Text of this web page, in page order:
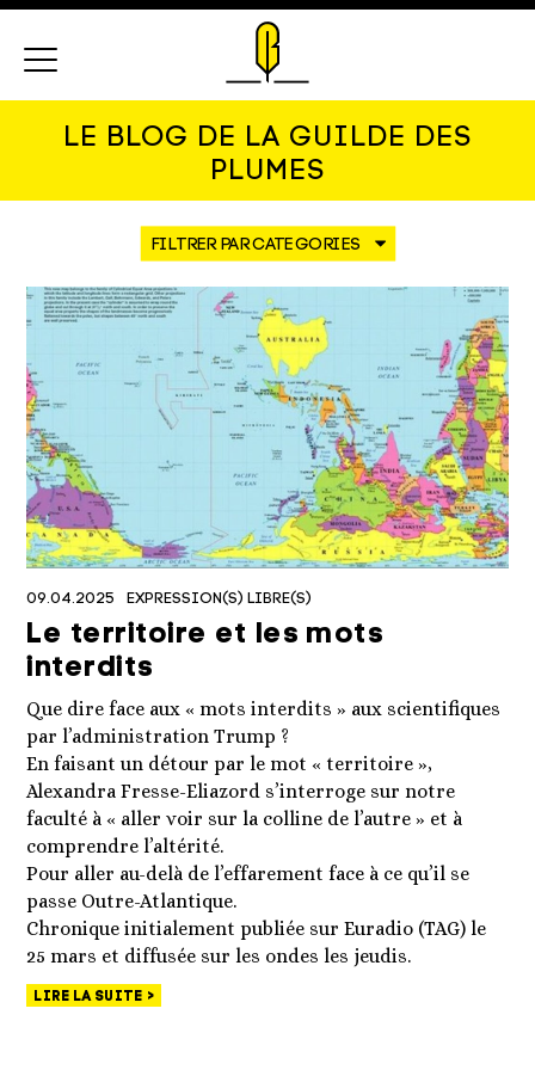
LE BLOG DE LA GUILDE DES
PLUMES
09.04.2025 EXPRESSION(S) LIBRE(S)
Le territoire et les mots
interdits
Que dire face aux « mots interdits » aux scientifiques
par l’administration Trump ?
En faisant un détour par le mot « territoire »,
Alexandra Fresse-Eliazord s’interroge sur notre
faculté à « aller voir sur la colline de l’autre » et à
comprendre l’altérité.
Pour aller au-delà de l’effarement face à ce qu’il se
passe Outre-Atlantique.
Chronique initialement publiée sur Euradio (TAG) le
25 mars et diffusée sur les ondes les jeudis.
LIRE LA SUITE